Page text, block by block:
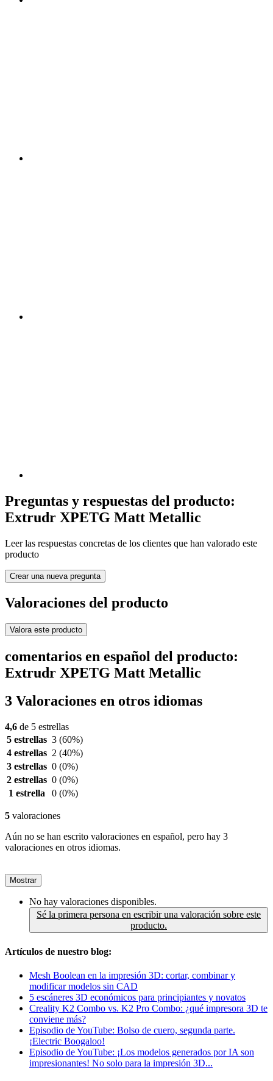
Preguntas y respuestas del producto:
Extrudr XPETG Matt Metallic
Leer las respuestas concretas de los clientes que han valorado este
producto
Crear una nueva pregunta
Valoraciones del producto
Valora este producto
comentarios en español del producto:
Extrudr XPETG Matt Metallic
3 Valoraciones en otros idiomas
4,6 de 5 estrellas
5 estrellas 3 (60%)
4 estrellas 2 (40%)
3 estrellas 0 (0%)
2 estrellas 0 (0%)
1 estrella
0 (0%)
5 valoraciones
Aún no se han escrito valoraciones en español, pero hay 3
valoraciones en otros idiomas.
Mostrar
No hay valoraciones disponibles.
Sé la primera persona en escribir una valoración sobre este
producto.
Artículos de nuestro blog:
Mesh Boolean en la impresión 3D: cortar, combinar y
modificar modelos sin CAD
5 escáneres 3D económicos para principiantes y novatos
Creality K2 Combo vs. K2 Pro Combo: ¿qué impresora 3D te
conviene más?
Episodio de YouTube: Bolso de cuero, segunda parte.
¡Electric Boogaloo!
Episodio de YouTube: ¡Los modelos generados por IA son
impresionantes! No solo para la impresión 3D...